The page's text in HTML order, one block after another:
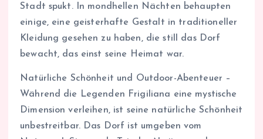
Stadt spukt. In mondhellen Nächten behaupten
einige, eine geisterhafte Gestalt in traditioneller
Kleidung gesehen zu haben, die still das Dorf
bewacht, das einst seine Heimat war.
Natürliche Schönheit und Outdoor-Abenteuer –
Während die Legenden Frigiliana eine mystische
Dimension verleihen, ist seine natürliche Schönheit
unbestreitbar. Das Dorf ist umgeben vom